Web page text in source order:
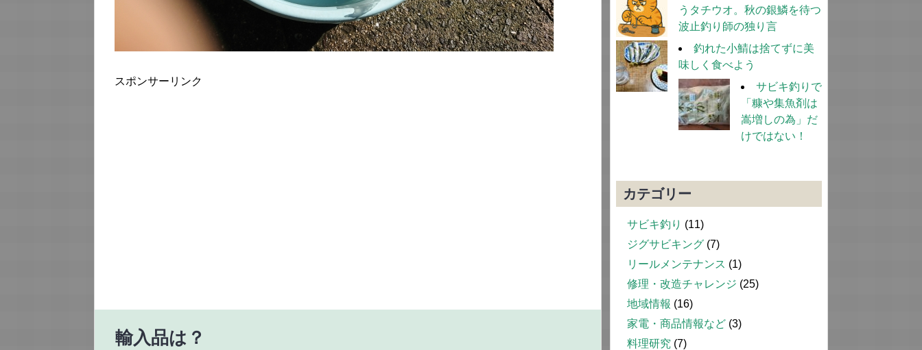
スポンサーリンク
輸入品は？
うタチウオ。秋の銀鱗を待つ
波止釣り師の独り言
釣れた小鯖は捨てずに美
味しく食べよう
サビキ釣りで
「糠や集魚剤は
嵩増しの為」だ
けではない！
カテゴリー
サビキ釣り (11)
ジグサビキング (7)
リールメンテナンス (1)
修理・改造チャレンジ (25)
地域情報 (16)
家電・商品情報など (3)
料理研究 (7)